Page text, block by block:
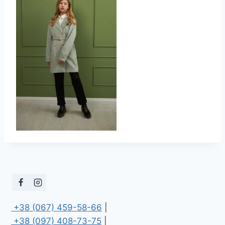
+38 (067) 459-58-66
+38 (097) 408-73-75